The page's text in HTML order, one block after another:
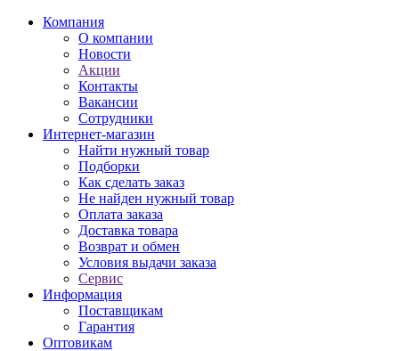
Компания
О компании
Новости
Акции
Контакты
Вакансии
Сотрудники
Интернет-магазин
Найти нужный товар
Подборки
Как сделать заказ
Не найден нужный товар
Оплата заказа
Доставка товара
Возврат и обмен
Условия выдачи заказа
Сервис
Информация
Поставщикам
Гарантия
Оптовикам